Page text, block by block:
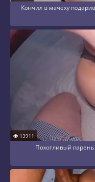
Кончил в мачеху
13911
Похотливый